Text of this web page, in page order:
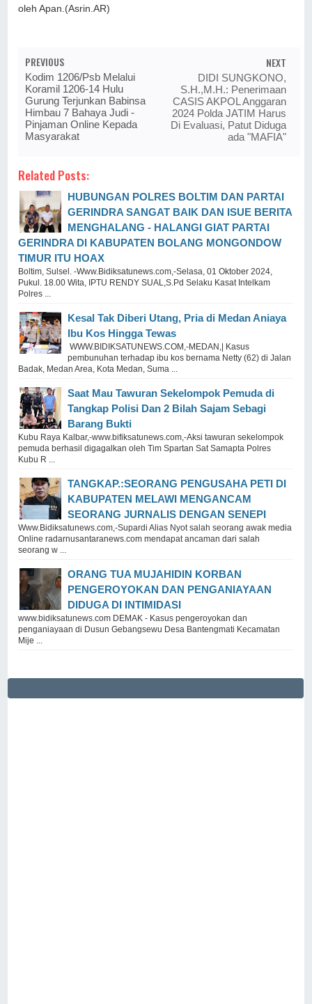
oleh Apan.(Asrin.AR)
PREVIOUS
Kodim 1206/Psb Melalui
Koramil 1206-14 Hulu
Gurung Terjunkan Babinsa
Himbau 7 Bahaya Judi -
Pinjaman Online Kepada
Masyarakat
NEXT
DIDI SUNGKONO,
S.H.,M.H.: Penerimaan
CASIS AKPOL Anggaran
2024 Polda JATIM Harus
Di Evaluasi, Patut Diduga
ada "MAFIA"
Related Posts:
HUBUNGAN POLRES BOLTIM DAN PARTAI
GERINDRA SANGAT BAIK DAN ISUE BERITA
MENGHALANG - HALANGI GIAT PARTAI
GERINDRA DI KABUPATEN BOLANG MONGONDOW
TIMUR ITU HOAX
Boltim, Sulsel. -Www.Bidiksatunews.com,-Selasa, 01 Oktober 2024,
Pukul. 18.00 Wita, IPTU RENDY SUAL,S.Pd Selaku Kasat Intelkam
Polres ...
Kesal Tak Diberi Utang, Pria di Medan Aniaya
Ibu Kos Hingga Tewas
WWW.BIDIKSATUNEWS.COM,-MEDAN,| Kasus
pembunuhan terhadap ibu kos bernama Netty (62) di Jalan
Badak, Medan Area, Kota Medan, Suma ...
Saat Mau Tawuran Sekelompok Pemuda di
Tangkap Polisi Dan 2 Bilah Sajam Sebagi
Barang Bukti
Kubu Raya Kalbar,-www.bifiksatunews.com,-Aksi tawuran sekelompok
pemuda berhasil digagalkan oleh Tim Spartan Sat Samapta Polres
Kubu R ...
TANGKAP.:SEORANG PENGUSAHA PETI DI
KABUPATEN MELAWI MENGANCAM
SEORANG JURNALIS DENGAN SENEPI
Www.Bidiksatunews.com,-Supardi Alias Nyot salah seorang awak media
Online radarnusantaranews.com mendapat ancaman dari salah
seorang w ...
ORANG TUA MUJAHIDIN KORBAN
PENGEROYOKAN DAN PENGANIAYAAN
DIDUGA DI INTIMIDASI
www.bidiksatunews.com DEMAK - Kasus pengeroyokan dan
penganiayaan di Dusun Gebangsewu Desa Bantengmati Kecamatan
Mije ...